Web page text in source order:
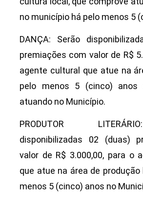
no município há pelo menos 5
DANÇA: Serão
premiações com valor de R$
agente cultural que atue na
pelo menos 5 (cinco)
atuando no Município.
PRODUTOR
disponibilizadas 02 (duas)
valor de R$ 3.000,00, para o
que atue na área de
menos 5 (cinco) anos no